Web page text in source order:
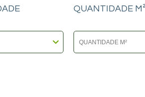
QUANTIDADE M²